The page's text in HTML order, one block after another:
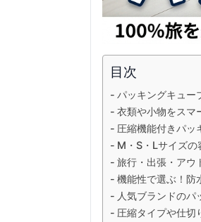
目次
パッキングキュー
衣類や小物をスマ
圧縮機能付きパッ
M・S・Lサイズ
旅行・出張・アウ
機能性で選ぶ！防
人気ブランドのパ
圧縮タイプや仕切